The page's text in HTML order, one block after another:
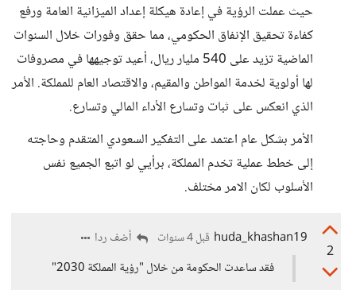
حيث عملت الرؤية في إعادة هيكلة إعداد الميزانية العامة ورفع
كفاءة تحقيق الإنفاق الحكومي، مما حقق وفورات خلال السنوات
الماضية تزيد على 540 مليار ريال، أعيد توجيهها في مصروفات
لها أولوية لخدمة المواطن والمقيم، والاقتصاد العام للمملكة. الأمر
الذي انعكس على ثبات وتسارع الأداء المالي وتسارع.
الأمر بشكل عام اعتمد على التفكير السعودي المتقدم وحاجته
إلى خطط عملية تخدم المملكة، برأيي لو اتبع الجميع نفس
الأسلوب لكان الامر مختلف.
2
huda_khashan19 قبل 4 سنوات
أضف ردا
فقد ساعدت الحكومة من خلال "رؤية المملكة 2030"